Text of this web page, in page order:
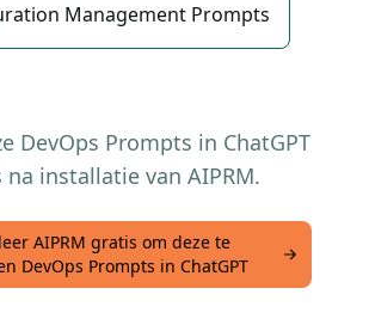
Management Prompts
DevOps Prompts in ChatGPT
na installatie van AIPRM.
AIPRM gratis om deze te
DevOps Prompts in ChatGPT